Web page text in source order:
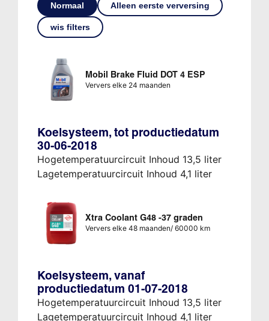
Normaal Alleen eerste verversing
wis filters
Mobil Brake Fluid DOT 4 ESP
Ververs elke 24 maanden
Koelsysteem, tot productiedatum
30-06-2018
Hogetemperatuurcircuit Inhoud 13,5 liter
Lagetemperatuurcircuit Inhoud 4,1 liter
Xtra Coolant G48 -37 graden
Ververs elke 48 maanden/ 60000 km
Koelsysteem, vanaf
productiedatum 01-07-2018
Hogetemperatuurcircuit Inhoud 13,5 liter
Lagetemperatuurcircuit Inhoud 4,1 liter